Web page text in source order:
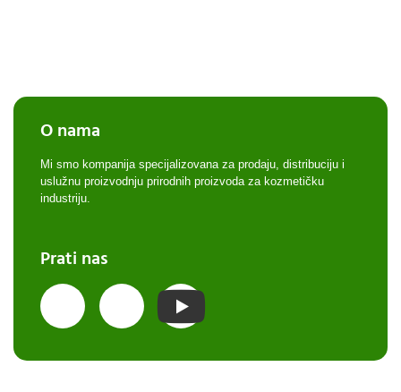
O nama
Mi smo kompanija specijalizovana za prodaju, distribuciju i
uslužnu proizvodnju prirodnih proizvoda za kozmetičku
industriju.
Prati nas